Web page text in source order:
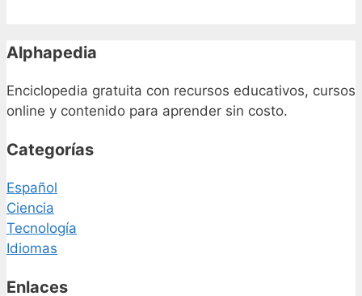
Alphapedia
Enciclopedia gratuita con recursos educativos, cursos
online y contenido para aprender sin costo.
Categorías
Español
Ciencia
Tecnología
Idiomas
Enlaces